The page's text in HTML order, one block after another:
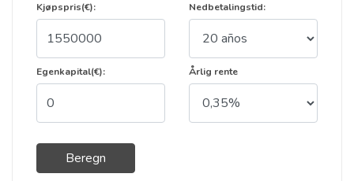
Kjøpspris(€):
Egenkapital(€):
Beregn
Nedbetalingstid:
Årlig rente